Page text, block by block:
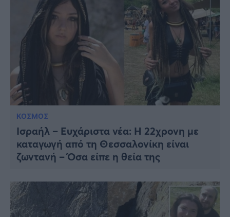
ΚΟΣΜΟΣ
Ισραήλ – Ευχάριστα νέα: Η 22χρονη με
καταγωγή από τη Θεσσαλονίκη είναι
ζωντανή – Όσα είπε η θεία της